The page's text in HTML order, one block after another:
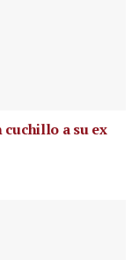
cuchillo a su ex